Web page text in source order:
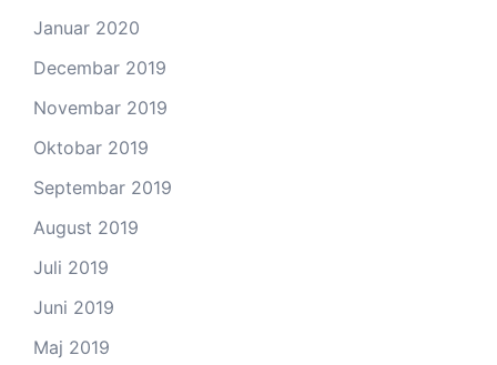
Januar 2020
Decembar 2019
Novembar 2019
Oktobar 2019
Septembar 2019
August 2019
Juli 2019
Juni 2019
Maj 2019